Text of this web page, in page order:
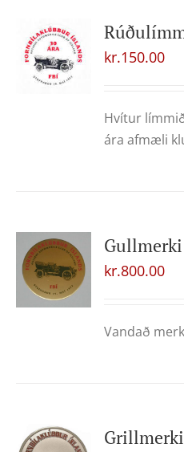
kr.150.00
Hvítur
ára afmæli
kr.800.00
Vandað